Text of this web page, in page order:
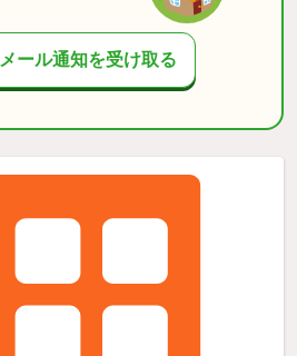
ール通知を受け取る